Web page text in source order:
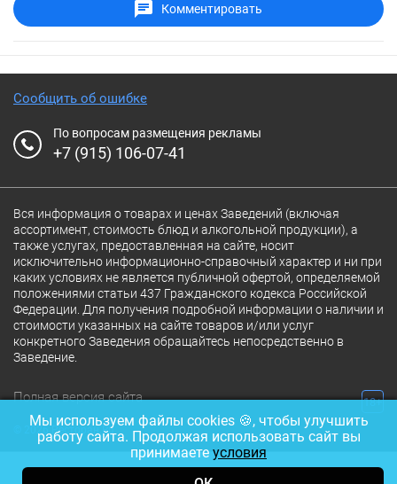
Комментировать
Сообщить об ошибке
По вопросам размещения рекламы
+7 (915) 106-07-41
Вся информация о товарах и ценах Заведений (включая
ассортимент, стоимость блюд и алкогольной продукции), а
также услугах, предоставленная на сайте, носит
исключительно информационно-справочный характер и ни при
каких условиях не является публичной офертой, определяемой
положениями статьи 437 Гражданского кодекса Российской
Федерации. Для получения подробной информации о наличии и
стоимости указанных на сайте товаров и/или услуг
конкретного Заведения обращайтесь непосредственно в
Заведение.
Полная версия сайта 18+
© 2026 Ресторан.Ru
Мы используем файлы cookies 🍪, чтобы улучшить
работу сайта. Продолжая использовать сайт вы
принимаете условия